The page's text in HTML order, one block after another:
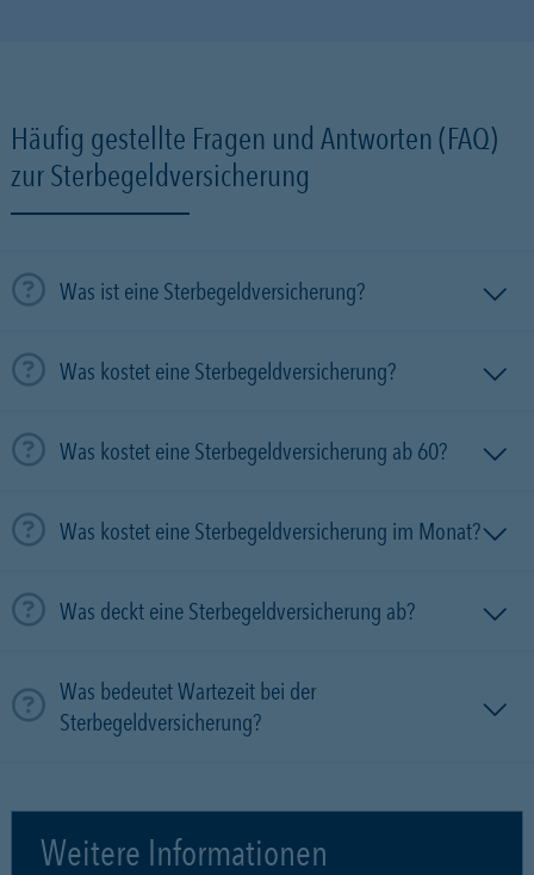
Häufig gestellte Fragen und Antworten (FAQ)
zur Sterbegeldversicherung
Was ist eine Sterbegeldversicherung?
Was kostet eine Sterbegeldversicherung?
Was kostet eine Sterbegeldversicherung ab 60?
Was kostet eine Sterbegeldversicherung im Monat?
Was deckt eine Sterbegeldversicherung ab?
Was bedeutet Wartezeit bei der
Sterbegeldversicherung?
Weitere Informationen